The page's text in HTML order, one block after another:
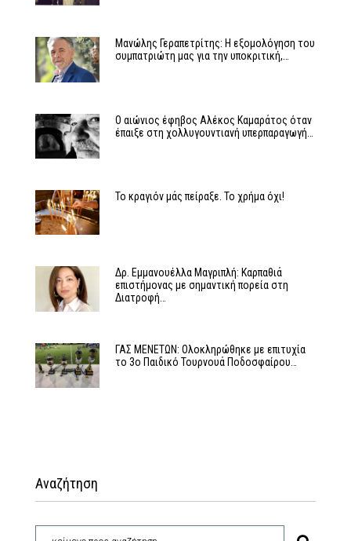
Μανώλης Γεραπετρίτης: Η εξομολόγηση του
συμπατριώτη μας για την υποκριτική,…
Ο αιώνιος έφηβος Αλέκος Καμαράτος όταν
έπαιξε στη χολλυγουντιανή υπερπαραγωγή…
Το κραγιόν μάς πείραξε. Το χρήμα όχι!
Δρ. Εμμανουέλλα Μαγριπλή: Καρπαθιά
επιστήμονας με σημαντική πορεία στη
Διατροφή…
ΓΑΣ ΜΕΝΕΤΩΝ: Ολοκληρώθηκε με επιτυχία
το 3ο Παιδικό Τουρνουά Ποδοσφαίρου…
Αναζήτηση